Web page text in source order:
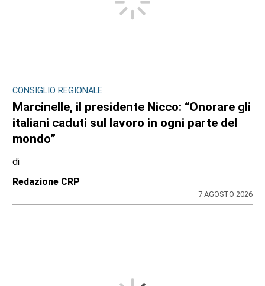
CONSIGLIO REGIONALE
Marcinelle, il presidente Nicco: “Onorare gli
italiani caduti sul lavoro in ogni parte del
mondo”
di
Redazione CRP
7 AGOSTO 2026